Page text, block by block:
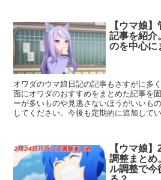
【ウマ娘
記事を紹介
のを中心に
オワダのウマ娘日記の記事もさすがに多
面にオワダのおすすめをまとめた記事を
ーが多いものや見逃さないほうがいいも
してください。今後も定期的に追加してい
【ウマ娘
調整まとめ
ル調整で今